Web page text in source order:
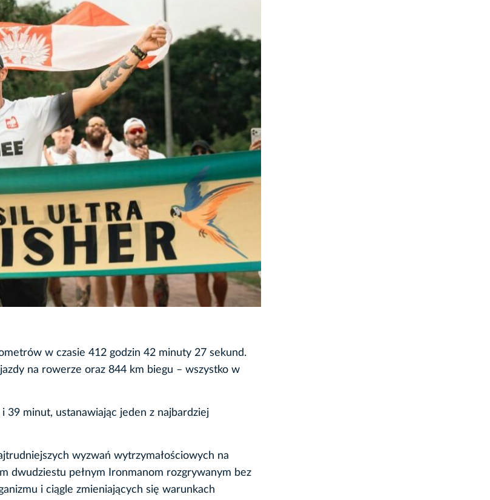
w czasie 412 godzin 42 minuty 27 sekund.
na rowerze oraz 844 km biegu – wszystko w
39 minut, ustanawiając jeden z najbardziej
wyzwań wytrzymałościowych na
dwudziestu pełnym Ironmanom rozgrywanym bez
i ciągle zmieniających się warunkach